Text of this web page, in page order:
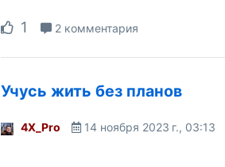
1 2 комментария
Учусь жить без планов
4X_Pro 14 ноября 2023 г., 03:13